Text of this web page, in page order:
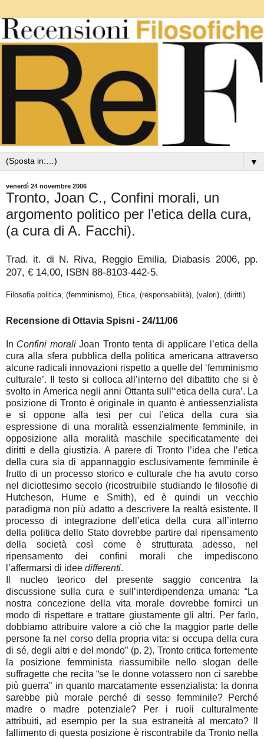
▼
venerdì 24 novembre 2006
Tronto, Joan C., Confini morali, un
argomento politico per l’etica della cura,
(a cura di A. Facchi).
Trad. it. di N. Riva, Reggio Emilia, Diabasis 2006, pp.
207, € 14,00, ISBN 88-8103-442-5.
Filosofia politica, (femminismo), Etica, (responsabilità), (valori), (diritti)
Recensione di Ottavia Spisni - 24/11/06
In Confini moraliJoan Tronto tenta di applicare l’etica della
cura alla sfera pubblica della politica americana attraverso
alcune radicali innovazioni rispetto a quelle del ‘femminismo
culturale’. Il testo si colloca all’interno del dibattito che si è
svolto in America negli anni Ottanta sull’‘etica della cura’. La
posizione di Tronto è originale in quanto è antiessenzialista
e si oppone alla tesi per cui l’etica della cura sia
espressione di una moralità essenzialmente femminile, in
opposizione alla moralità maschile specificatamente dei
diritti e della giustizia. A parere di Tronto l’idea che l’etica
della cura sia di appannaggio esclusivamente femminile è
frutto di un processo storico e culturale che ha avuto corso
nel diciottesimo secolo (ricostruibile studiando le filosofie di
Hutcheson, Hume e Smith), ed è quindi un vecchio
paradigma non più adatto a descrivere la realtà esistente. Il
processo di integrazione dell’etica della cura all’interno
della politica dello Stato dovrebbe partire dal ripensamento
della società così come è strutturata adesso, nel
ripensamento dei confini morali che impediscono
l’affermarsi di idee differenti.
Il nucleo teorico del presente saggio concentra la
discussione sulla cura e sull’interdipendenza umana: “La
nostra concezione della vita morale dovrebbe fornirci un
modo di rispettare e trattare giustamente gli altri. Per farlo,
dobbiamo attribuire valore a ciò che la maggior parte delle
persone fa nel corso della propria vita: si occupa della cura
di sé, degli altri e del mondo” (p. 2). Tronto critica fortemente
la posizione femminista riassumibile nello slogan delle
suffragette che recita “se le donne votassero non ci sarebbe
più guerra” in quanto marcatamente essenzialista: la donna
sarebbe più morale perché di sesso femminile? Perché
madre o madre potenziale? Per i ruoli culturalmente
attribuiti, ad esempio per la sua estraneità al mercato? Il
fallimento di questa posizione è riscontrabile da Tronto nella